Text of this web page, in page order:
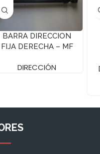
BARRA DIRECCION
FIJA DERECHA – MF
DIRECCIÓN